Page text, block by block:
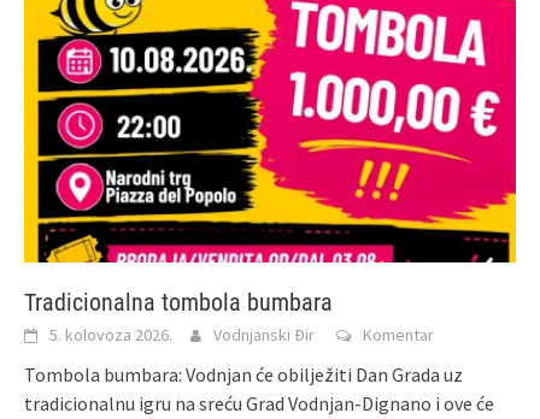
Tradicionalna tombola bumbara
5. kolovoza 2026. Vodnjanski Đir Komentar
Tombola bumbara: Vodnjan će obilježiti Dan Grada uz
tradicionalnu igru na sreću Grad Vodnjan‑Dignano i ove će